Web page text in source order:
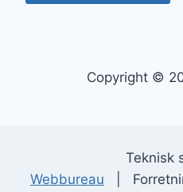
Copyright ©
Teknisk
Webbureau |